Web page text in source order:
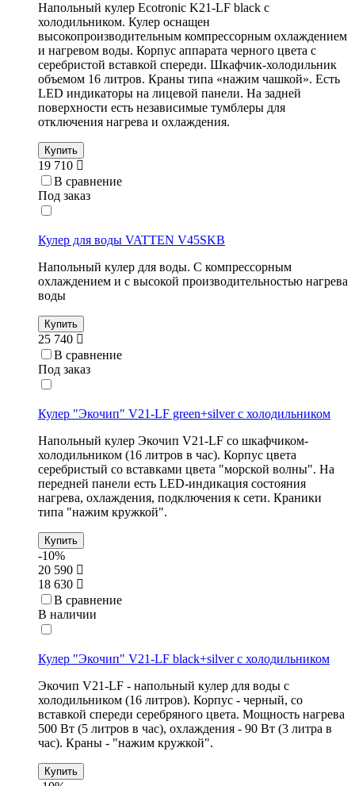
Напольный кулер Ecotronic K21-LF black с
холодильником. Кулер оснащен
высокопроизводительным компрессорным охлаждением
и нагревом воды. Корпус аппарата черного цвета с
серебристой вставкой спереди. Шкафчик-холодильник
объемом 16 литров. Краны типа «нажим чашкой». Есть
LED индикаторы на лицевой панели. На задней
поверхности есть независимые тумблеры для
отключения нагрева и охлаждения.
Купить
19 710
В сравнение
Под заказ
Кулер для воды VATTEN V45SKB
Напольный кулер для воды. С компрессорным
охлаждением и с высокой производительностью нагрева
воды
Купить
25 740
В сравнение
Под заказ
Кулер "Экочип" V21-LF green+silver c холодильником
Напольный кулер Экочип V21-LF со шкафчиком-
холодильником (16 литров в час). Корпус цвета
серебристый со вставками цвета "морской волны". На
передней панели есть LED-индикация состояния
нагрева, охлаждения, подключения к сети. Краники
типа "нажим кружкой".
Купить
-10%
20 590
18 630
В сравнение
В наличии
Кулер "Экочип" V21-LF black+silver с холодильником
Экочип V21-LF - напольный кулер для воды с
холодильником (16 литров). Корпус - черный, со
вставкой спереди серебряного цвета. Мощность нагрева
500 Вт (5 литров в час), охлаждения - 90 Вт (3 литра в
час). Краны - "нажим кружкой".
Купить